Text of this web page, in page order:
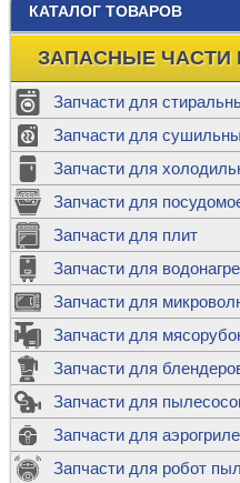
КАТАЛОГ ТОВАРОВ
ЗАПАСНЫЕ ЧАСТИ
Запчасти для
Запчасти для
Запчасти для
Запчасти для
Запчасти для плит
Запчасти для
Запчасти для
Запчасти для
Запчасти для
Запчасти для
Запчасти для
Запчасти для робот